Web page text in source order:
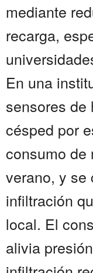
mediante
recarga,
En una
sensores de
césped por
consumo de
verano, y se
infiltración
local. El
alivia